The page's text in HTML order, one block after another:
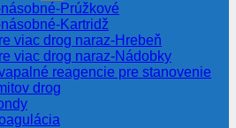
Prúžkové
Kartridž
viac drog naraz-Hrebeň
viac drog naraz-Nádobky
reagencie pre stanovenie
drog